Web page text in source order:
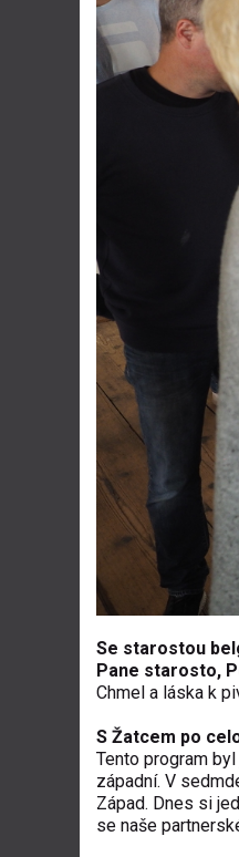
Se starostou
Pane starosto,
Chmel a láska k
S Žatcem po
Tento program
západní. V
Západ. Dnes si
se naše